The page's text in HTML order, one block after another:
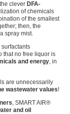
clever DFA-
of chemicals
of the smallest
then, the
spray mist.
that no free liquor is
and energy, in
are unnecessarily
wastewater values!
, SMART AIR®
and oil